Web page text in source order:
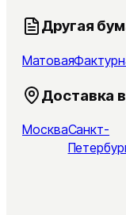
Другая
Матовая
Доставка
МоскваСанкт-